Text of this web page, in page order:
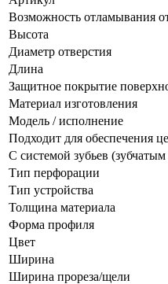
Возможность отламывания
Высота
Диаметр отверстия
Длина
Защитное покрытие
Материал изготовления
Модель / исполнение
Подходит для обеспечения
С системой зубьев
Тип перфорации
Тип устройства
Толщина материала
Форма профиля
Цвет
Ширина
Ширина прореза/щели